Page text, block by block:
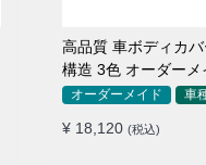
高品質 車ボディカバ
構造 3色 オーダー
防水 四季
オーダーメイド 車
¥ 18,120 (税込)